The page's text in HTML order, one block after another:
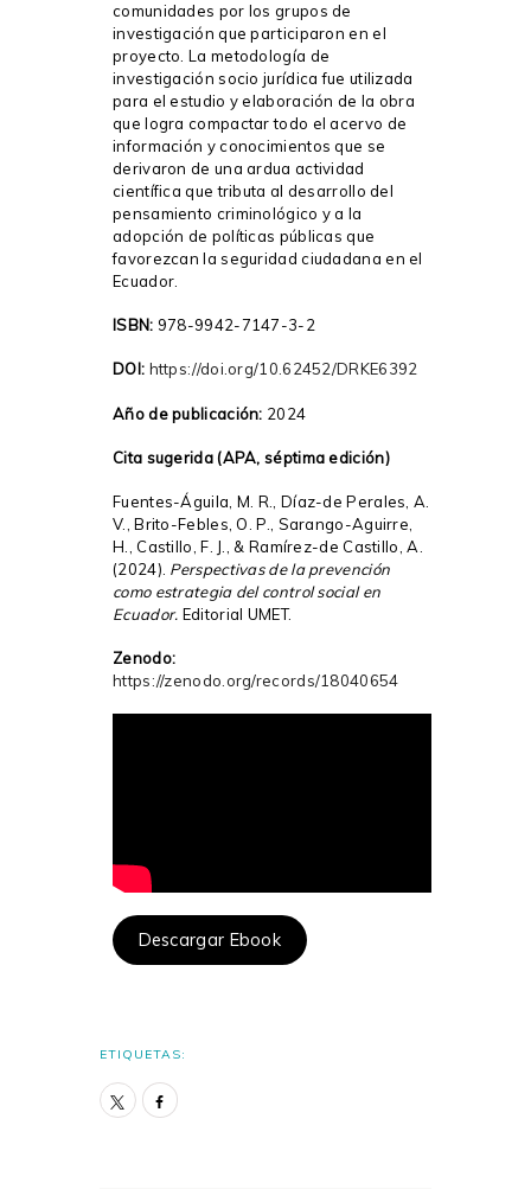
comunidades por los grupos de
investigación que participaron en el
proyecto. La metodología de
investigación socio jurídica fue utilizada
para el estudio y elaboración de la obra
que logra compactar todo el acervo de
información y conocimientos que se
derivaron de una ardua actividad
científica que tributa al desarrollo del
pensamiento criminológico y a la
adopción de políticas públicas que
favorezcan la seguridad ciudadana en el
Ecuador.
ISBN: 978-9942-7147-3-2
DOI: https://doi.org/10.62452/DRKE6392
Año de publicación: 2024
Cita sugerida (APA, séptima edición)
Fuentes-Águila, M. R., Díaz-de Perales, A.
V., Brito-Febles, O. P., Sarango-Aguirre,
H., Castillo, F. J., & Ramírez-de Castillo, A.
(2024). Perspectivas de la prevención
como estrategia del control social en
Ecuador. Editorial UMET.
Zenodo:
https://zenodo.org/records/18040654
Descargar Ebook
ETIQUETAS: